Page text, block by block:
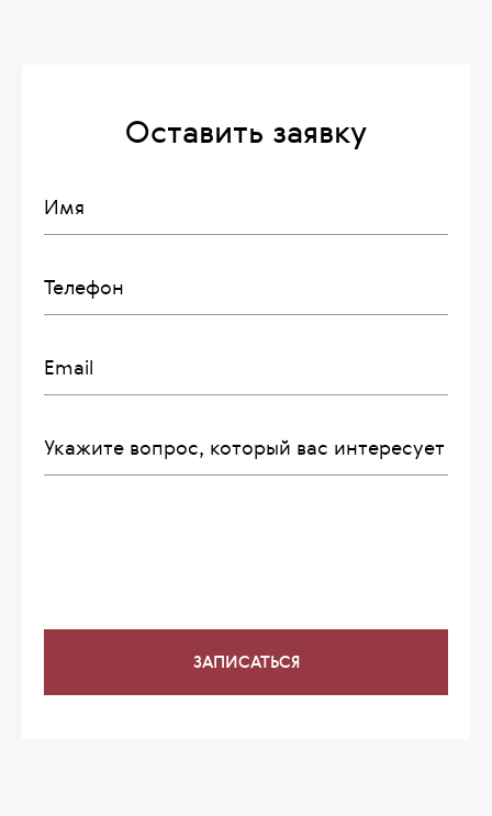
Оставить заявку
Имя
Телефон
Email
Укажите вопрос, который вас интересует
ЗАПИСАТЬСЯ